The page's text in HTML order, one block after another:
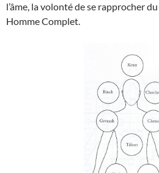
l’âme, la volonté de se rapprocher
Homme Complet.